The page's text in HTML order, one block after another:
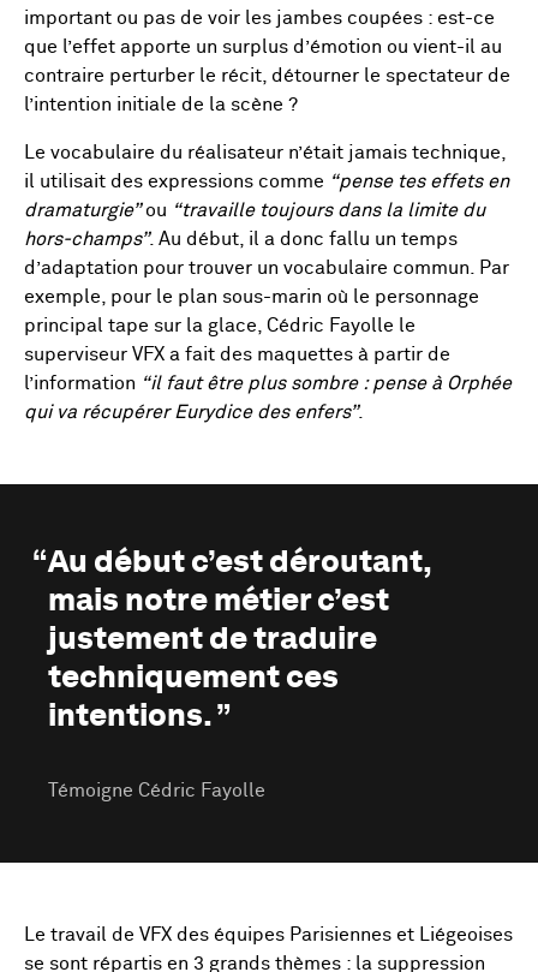
important ou pas de voir les jambes coupées : est-ce
que l’effet apporte un surplus d’émotion ou vient-il au
contraire perturber le récit, détourner le spectateur de
l’intention initiale de la scène ?
Le vocabulaire du réalisateur n’était jamais technique,
il utilisait des expressions comme “pense tes effets en
dramaturgie”ou “travaille toujours dans la limite du
hors-champs”. Au début, il a donc fallu un temps
d’adaptation pour trouver un vocabulaire commun. Par
exemple, pour le plan sous-marin où le personnage
principal tape sur la glace, Cédric Fayolle le
superviseur VFX a fait des maquettes à partir de
l’information “il faut être plus sombre : pense à Orphée
qui va récupérer Eurydice des enfers”.
Au début c’est déroutant,
mais notre métier c’est
justement de traduire
techniquement ces
intentions. ”
Témoigne Cédric Fayolle
Le travail de VFX des équipes Parisiennes et Liégeoises
se sont répartis en 3 grands thèmes : la suppression